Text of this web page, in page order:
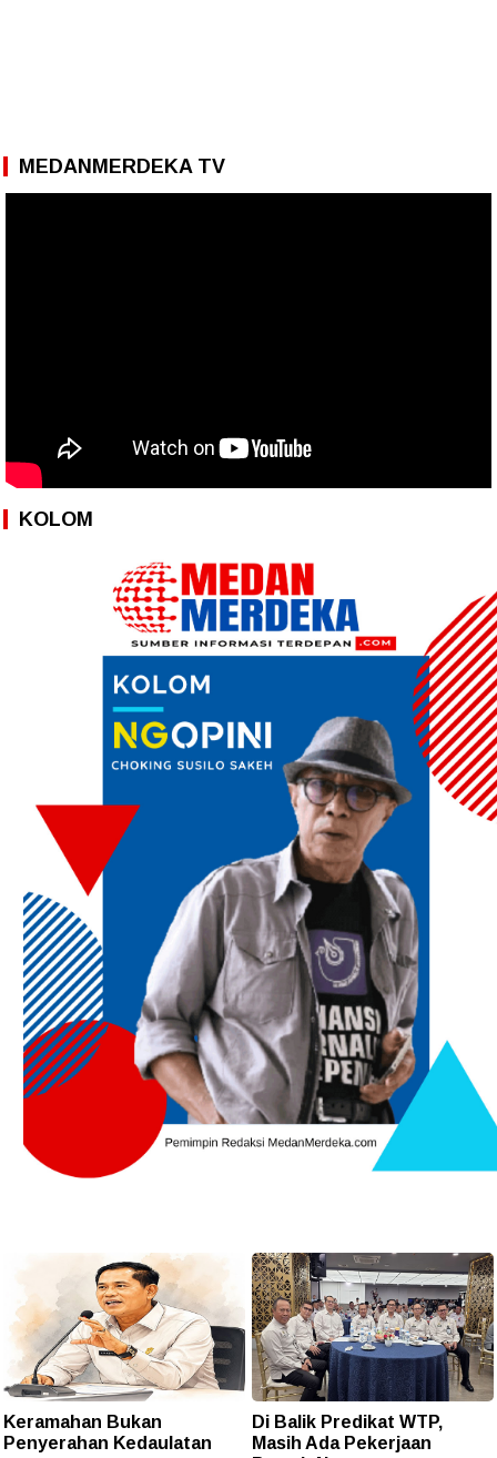
MEDANMERDEKA TV
KOLOM
Keramahan Bukan
Penyerahan Kedaulatan
Di Balik Predikat WTP,
Masih Ada Pekerjaan